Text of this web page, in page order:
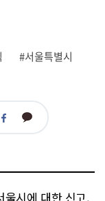
#서울특별시
페 카
울시에 대한 신고,